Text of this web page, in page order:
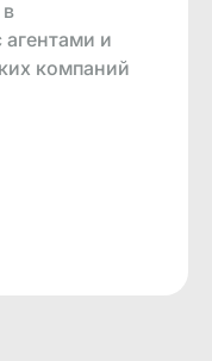
и
компаний